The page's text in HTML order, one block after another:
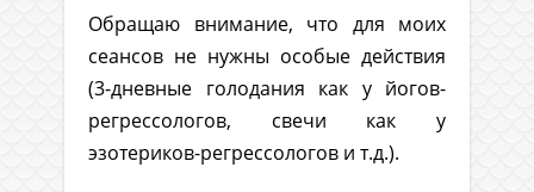
Обращаю внимание, что для моих
сеансов не нужны особые действия
(3-дневные голодания как у йогов-
регрессологов, свечи как у
эзотериков-регрессологов и т.д.).